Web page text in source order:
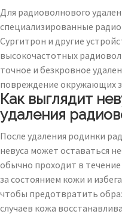
Для радиоволнового
специализированные
Сургитрон и другие
высокочастотных
точное и безкровное
повреждение окружающих
Как выглядит
удаления
После удаления родинки
невуса может оставаться
обычно проходит в
за состоянием кожи и
чтобы предотвратить
случаев кожа